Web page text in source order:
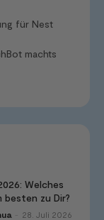
für Nest
machts
Welches
zu Dir?
28. Juli 2026